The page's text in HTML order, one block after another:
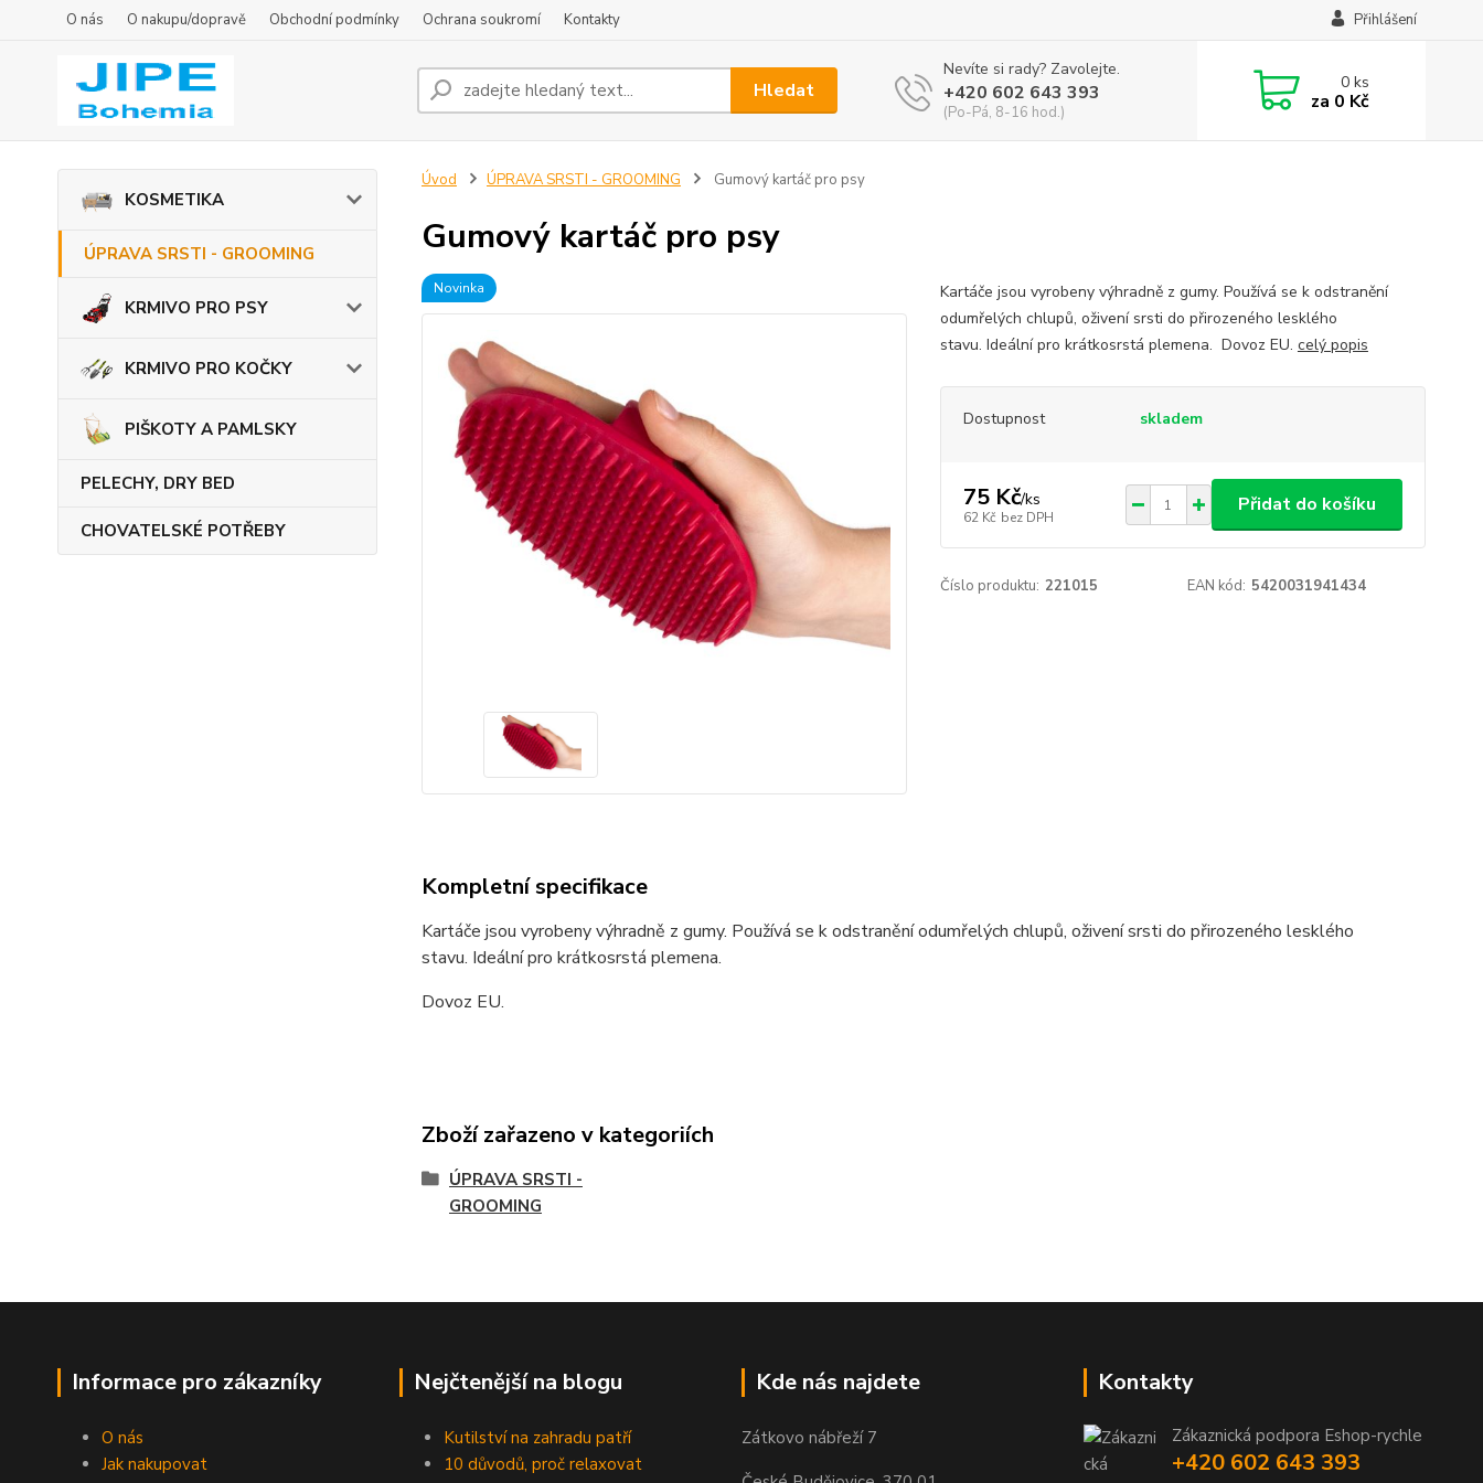
O nás O nakupu/dopravě Obchodní podmínky Ochrana soukromí Kontakty Přihlášení
Hledat
Nevíte si rady? Zavolejte.
+420 602 643 393
(Po-Pá, 8-16 hod.)
0ks
za 0 Kč
KOSMETIKA
ÚPRAVA SRSTI - GROOMING
KRMIVO PRO PSY
KRMIVO PRO KOČKY
PIŠKOTY A PAMLSKY
PELECHY, DRY BED
CHOVATELSKÉ POTŘEBY
Úvod ÚPRAVA SRSTI - GROOMING Gumový kartáč pro psy
Gumový kartáč pro psy
Novinka
Kartáče jsou vyrobeny výhradně z gumy. Používá se k odstranění
odumřelých chlupů, oživení srsti do přirozeného lesklého
stavu. Ideální pro krátkosrstá plemena. Dovoz EU. celý popis
Dostupnost skladem
75 Kč/ks
62 Kč bez DPH
Přidat do košíku
Číslo produktu: 221015 EAN kód: 5420031941434
Kompletní specifikace
Kartáče jsou vyrobeny výhradně z gumy. Používá se k odstranění odumřelých chlupů, oživení srsti do přirozeného lesklého
stavu. Ideální pro krátkosrstá plemena.
Dovoz EU.
Zboží zařazeno v kategoriích
ÚPRAVA SRSTI -
GROOMING
Informace pro zákazníky
O nás
Jak nakupovat
Nejčtenější na blogu
Kutilství na zahradu patří
10 důvodů, proč relaxovat
Kde nás najdete
Zátkovo nábřeží 7
Kontakty
Zákaznická podpora Eshop-rychle
+420 602 643 393